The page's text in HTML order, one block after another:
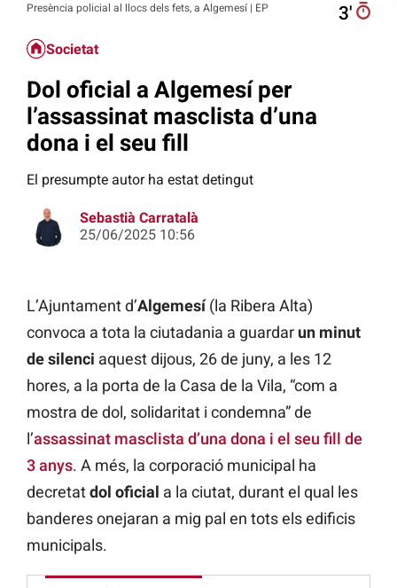
Presència policial al llocs dels fets, a Algemesí | EP 3′
Societat
Dol oficial a Algemesí per
l’assassinat masclista d’una
dona i el seu fill
El presumpte autor ha estat detingut
Sebastià Carratalà
25/06/2025 10:56
L’Ajuntament d’Algemesí(la Ribera Alta)
convoca a tota la ciutadania a guardar un minut
de silenci aquest dijous, 26 de juny, a les 12
hores, a la porta de la Casa de la Vila, “com a
mostra de dol, solidaritat i condemna” de
l’assassinat masclista d’una dona i el seu fill de
3 anys. A més, la corporació municipal ha
decretatdol oficial a la ciutat, durant el qual les
banderes onejaran a mig pal en tots els edificis
municipals.